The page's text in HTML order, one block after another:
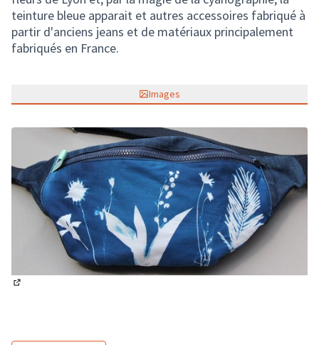
teinture bleue apparait et autres accessoires fabriqué à
partir d'anciens jeans et de matériaux principalement
fabriqués en France.
Images